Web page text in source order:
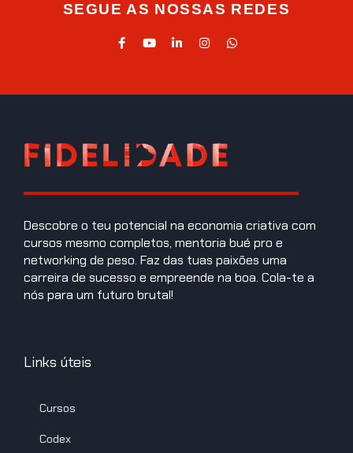
SEGUE AS NOSSAS REDES
Descobre o teu potencial na economia criativa com
cursos mesmo completos, mentoria bué pro e
networking de peso. Faz das tuas paixões uma
carreira de sucesso e empreende na boa. Cola-te a
nós para um futuro brutal!
Links úteis
Cursos
Codex